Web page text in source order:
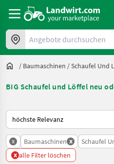
Angebote durchsuchen
/ Baumaschinen /Schaufel Und
BIG Schaufel und Löffel neu
So wird auf Landwirt.com sortiert
x Baumaschinen x Schaufel
x alle Filter löschen